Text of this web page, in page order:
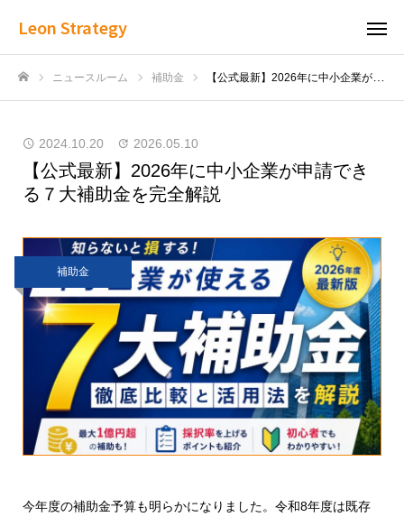
Leon Strategy
ニュースルーム 補助金 【公式最新】2026年に中小企業が申請できる７大補助金を完全解説
2024.10.20 2026.05.10
【公式最新】2026年に中小企業が申請でき
る７大補助金を完全解説
補助金
今年度の補助金予算も明らかになりました。令和8年度は既存